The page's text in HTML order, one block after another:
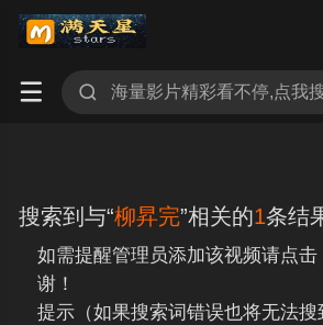
 
搜索到与“柳昇完”相关的1条结
如需提醒管理员添加该视频请点击
谢！
提示（如果搜索词错误也将无法